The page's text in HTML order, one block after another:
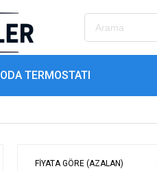
ODA TERMOSTATI
FIYATA GÖRE (AZALAN)